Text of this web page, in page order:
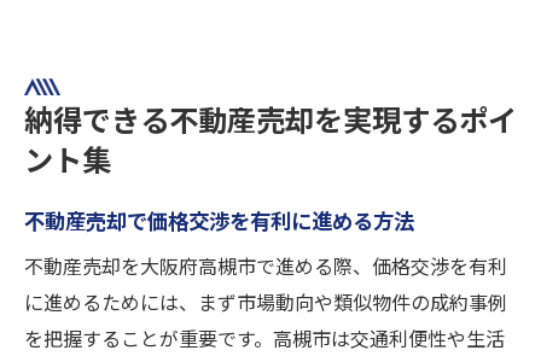
納得できる不動産売却を実現するポイ
ント集
不動産売却で価格交渉を有利に進める方法
不動産売却を大阪府高槻市で進める際、価格交渉を有利
に進めるためには、まず市場動向や類似物件の成約事例
を把握することが重要です。高槻市は交通利便性や生活